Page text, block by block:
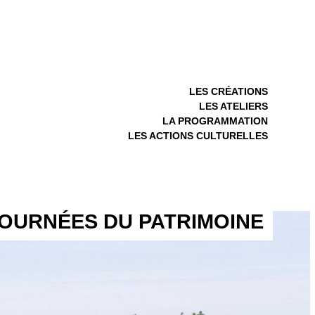
LES CRÉATIONS
LES ATELIERS
LA PROGRAMMATION
LES ACTIONS CULTURELLES
DU PATRIMOINE